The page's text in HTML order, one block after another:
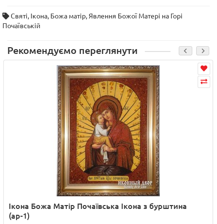
Святі, Ікона, Божа матір,Явлення Божої Матері на Горі
Почаївській
Рекомендуємо переглянути
Ікона Божа Матір Почаївська Ікона з бурштина
(ар-1)